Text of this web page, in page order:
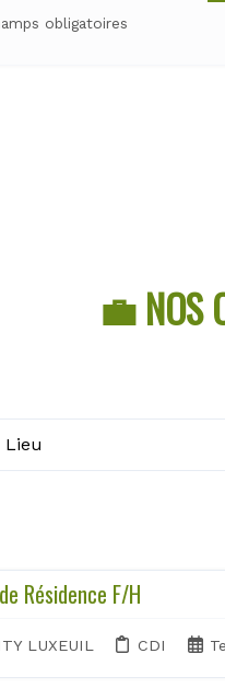
obligatoires
💼 NOS
Lieu
Résidence F/H
LUXEUIL CDI